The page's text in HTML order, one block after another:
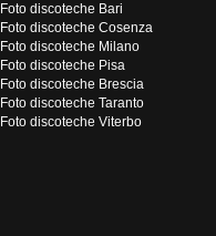
Foto discoteche Bari
Foto discoteche Cosenza
Foto discoteche Milano
Foto discoteche Pisa
Foto discoteche Brescia
Foto discoteche Taranto
Foto discoteche Viterbo